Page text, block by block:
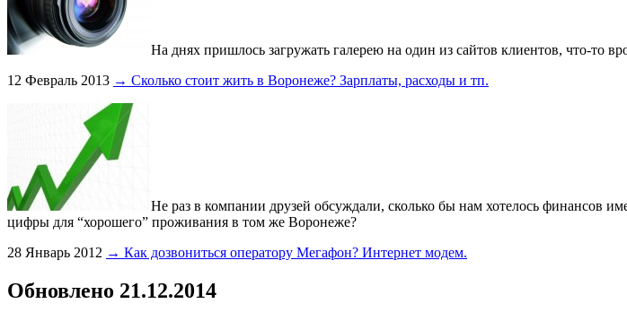
На днях пришлось загружать галерею на один из сайтов клиентов, что-то
12 Февраль 2013 → Сколько стоит жить в Воронеже? Зарплаты, расходы и тп.
Не раз в компании друзей обсуждали, сколько бы нам хотелось финансов
цифры для “хорошего” проживания в том же Воронеже?
28 Январь 2012 → Как дозвониться оператору Мегафон? Интернет модем.
Обновлено 21.12.2014